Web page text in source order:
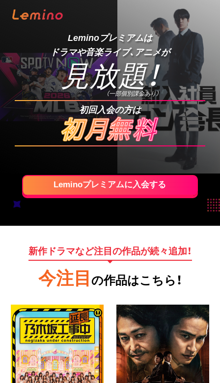
Leminoプレミアムは
ドラマや音楽ライブ、アニメが
見放題！
（一部個別課金あり）
初回入会の方は
Leminoプレミアムに入会する
新作ドラマなど注目の作品が続々追加！
今注目 の作品はこちら！